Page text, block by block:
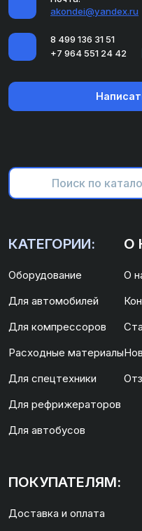
akondei@yandex.ru
8 499 136 31 51
+7 964 551 24 42
КАТЕГОРИИ:
Оборудование
Для автомобилей
Для компрессоров
Расходные материалы
Для спецтехники
Для рефрижераторов
Для автобусов
О
О
ПОКУПАТЕЛЯМ:
Доставка и оплата